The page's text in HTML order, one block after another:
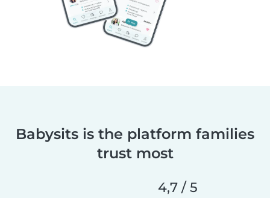
Babysits is the platform families
trust most
4,7 / 5